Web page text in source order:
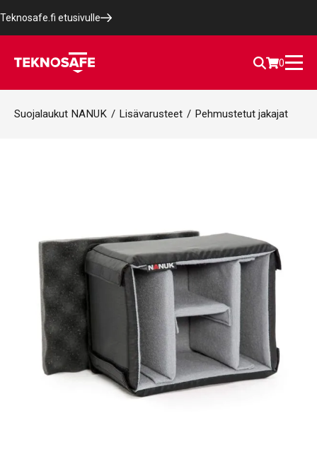
Teknosafe.fi etusivulle
0
Suojalaukut NANUK / Lisävarusteet / Pehmustetut jakajat